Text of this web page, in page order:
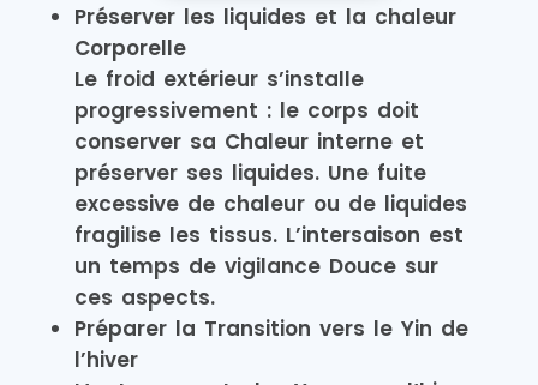
Préserver les liquides et la chaleur
Corporelle
Le froid extérieur s’installe
progressivement : le corps doit
conserver sa Chaleur interne et
préserver ses liquides. Une fuite
excessive de chaleur ou de liquides
fragilise les tissus. L’intersaison est
un temps de vigilance Douce sur
ces aspects.
Préparer la Transition vers le Yin de
l’hiver